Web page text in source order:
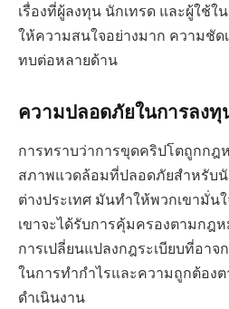
เรื่องที่ผู้ลงทุน นักเทรด และผู้ใช้ใ
ให้ความสนใจอย่างมาก ความชั
ทบต่อหลายด้าน
ความปลอดภัยในการลงทุ
การทราบว่าการขุดคริปโตถูกกฎ
สภาพแวดล้อมที่ปลอดภัยสำหรับ
ต่างประเทศ มันทำให้พวกเขามั่น
เขาจะได้รับการคุ้มครองตามกฎ
การเปลี่ยนแปลงกฎระเบียบที่อา
ในการทำกำไรและความถูกต้อง
ดำเนินงาน